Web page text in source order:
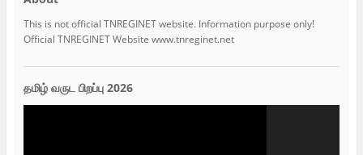
This is not official TNREGINET website. Information purpose only!
Official TNREGINET Website www.tnreginet.net
தமிழ் வருட பிறப்பு 2026